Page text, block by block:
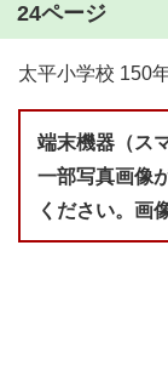
24ページ
太平小学校 150
端末機器（ス
一部写真画像
ください。画